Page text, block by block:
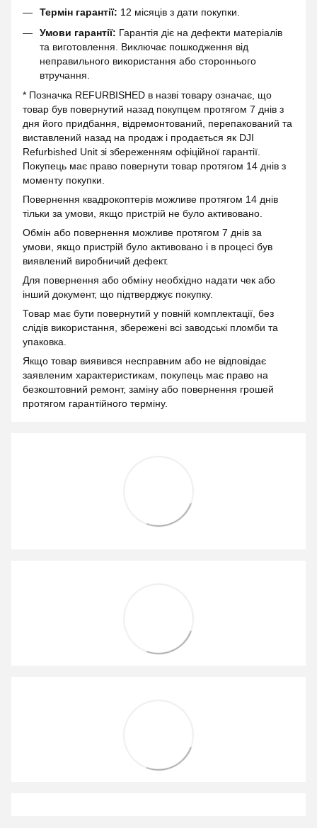
Термін гарантії: 12 місяців з дати покупки.
Умови гарантії: Гарантія діє на дефекти матеріалів
та виготовлення. Виключає пошкодження від
неправильного використання або стороннього
втручання.
* Позначка REFURBISHED в назві товару означає, що
товар був повернутий назад покупцем протягом 7 днів з
дня його придбання, відремонтований, перепакований та
виставлений назад на продаж і продається як DJI
Refurbished Unit зі збереженням офіційної гарантії.
Покупець має право повернути товар протягом 14 днів з
моменту покупки.
Повернення квадрокоптерів можливе протягом 14 днів
тільки за умови, якщо пристрій не було активовано.
Обмін або повернення можливе протягом 7 днів за
умови, якщо пристрій було активовано і в процесі був
виявлений виробничий дефект.
Для повернення або обміну необхідно надати чек або
інший документ, що підтверджує покупку.
Товар має бути повернутий у повній комплектації, без
слідів використання, збережені всі заводські пломби та
упаковка.
Якщо товар виявився несправним або не відповідає
заявленим характеристикам, покупець має право на
безкоштовний ремонт, заміну або повернення грошей
протягом гарантійного терміну.